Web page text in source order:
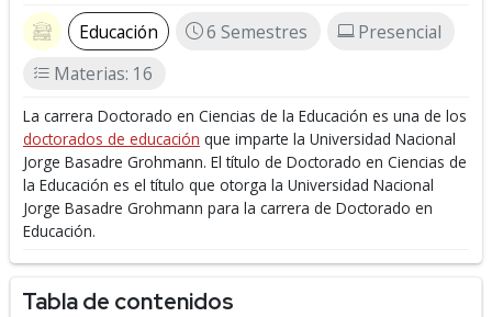
Educación 6 Semestres
Presencial
Materias: 16
La carrera Doctorado en Ciencias de la Educación es una de los
doctorados de educación que imparte la Universidad Nacional
Jorge Basadre Grohmann. El título de Doctorado en Ciencias de
la Educación es el título que otorga la Universidad Nacional
Jorge Basadre Grohmann para la carrera de Doctorado en
Educación.
Tabla de contenidos